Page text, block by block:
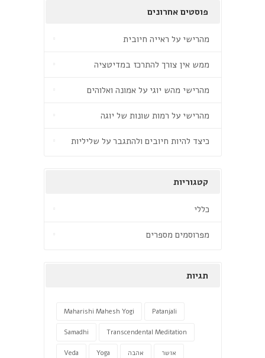
פוסטים אחרונים
מהרישי על ראייה חיובית
ממש אין צורך להתרכז במדיטציה
מהרישי מהש יוגי על אמונה ואלוהים
מהרישי על רמות שונות של יוגה
כיצד להיות חיובים ולהתגבר על שליליות
קטגוריות
כללי
מפרוסמים מספרים
תגיות
Maharishi Mahesh Yogi Patanjali
Samadhi Transcendental Meditation
Veda Yoga אהבה אושר